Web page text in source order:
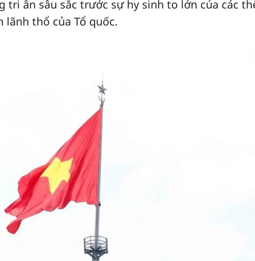
tri ân sâu sắc trước sự hy sinh to lớn của các
lãnh thổ của Tổ quốc.